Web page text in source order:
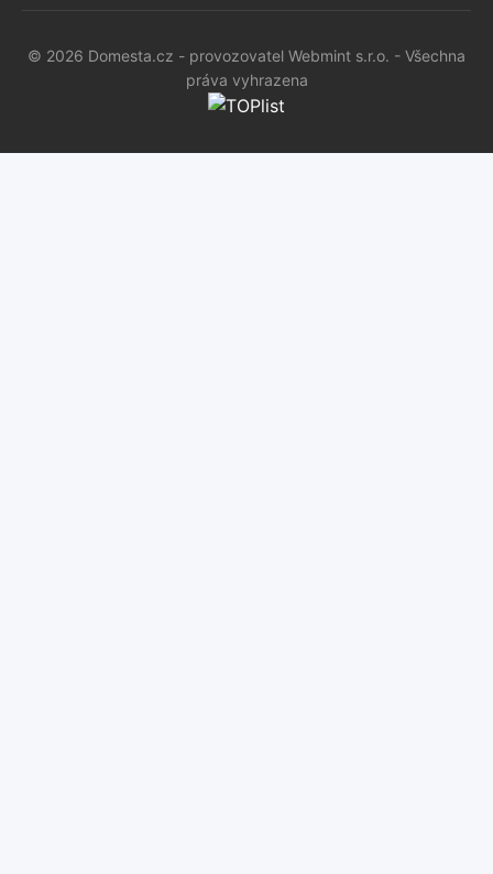
© 2026 Domesta.cz - provozovatel Webmint s.r.o. - Všechna
práva vyhrazena